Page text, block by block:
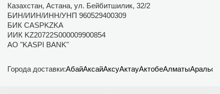
Казахстан, Астана, ул. Бейбитшилик, 32/2
БИН/ИИН/ИНН/УНП 960529400309
БИК CASPKZKA
ИИК KZ20722S000009900854
АО "KASPI BANK"
Города доставки:АбайАксайАксуАктауАктобеАлматыАральск